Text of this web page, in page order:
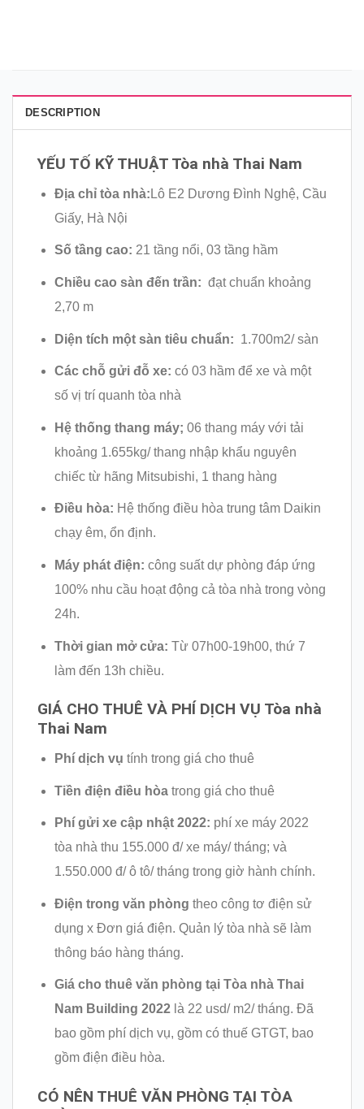
DESCRIPTION
YẾU TỐ KỸ THUẬT Tòa nhà Thai Nam
Địa chỉ tòa nhà: Lô E2 Dương Đình Nghệ, Cầu
Giấy, Hà Nội
Số tầng cao: 21 tầng nổi, 03 tầng hầm
Chiều cao sàn đến trần: đạt chuẩn khoảng
2,70 m
Diện tích một sàn tiêu chuẩn: 1.700m2/ sàn
Các chỗ gửi đỗ xe: có 03 hầm để xe và một
số vị trí quanh tòa nhà
Hệ thống thang máy; 06 thang máy với tải
khoảng 1.655kg/ thang nhập khẩu nguyên
chiếc từ hãng Mitsubishi, 1 thang hàng
Điều hòa: Hệ thống điều hòa trung tâm Daikin
chạy êm, ổn định.
Máy phát điện: công suất dự phòng đáp ứng
100% nhu cầu hoạt động cả tòa nhà trong vòng
24h.
Thời gian mở cửa: Từ 07h00-19h00, thứ 7
làm đến 13h chiều.
GIÁ CHO THUÊ VÀ PHÍ DỊCH VỤ Tòa nhà
Thai Nam
Phí dịch vụ tính trong giá cho thuê
Tiền điện điều hòa trong giá cho thuê
Phí gửi xe cập nhật 2022: phí xe máy 2022
tòa nhà thu 155.000 đ/ xe máy/ tháng; và
1.550.000 đ/ ô tô/ tháng trong giờ hành chính.
Điện trong văn phòng theo công tơ điện sử
dụng x Đơn giá điện. Quản lý tòa nhà sẽ làm
thông báo hàng tháng.
Giá cho thuê văn phòng tại Tòa nhà Thai
Nam Building 2022 là 22 usd/ m2/ tháng. Đã
bao gồm phí dịch vụ, gồm có thuế GTGT, bao
gồm điện điều hòa.
CÓ NÊN THUÊ VĂN PHÒNG TẠI TÒA